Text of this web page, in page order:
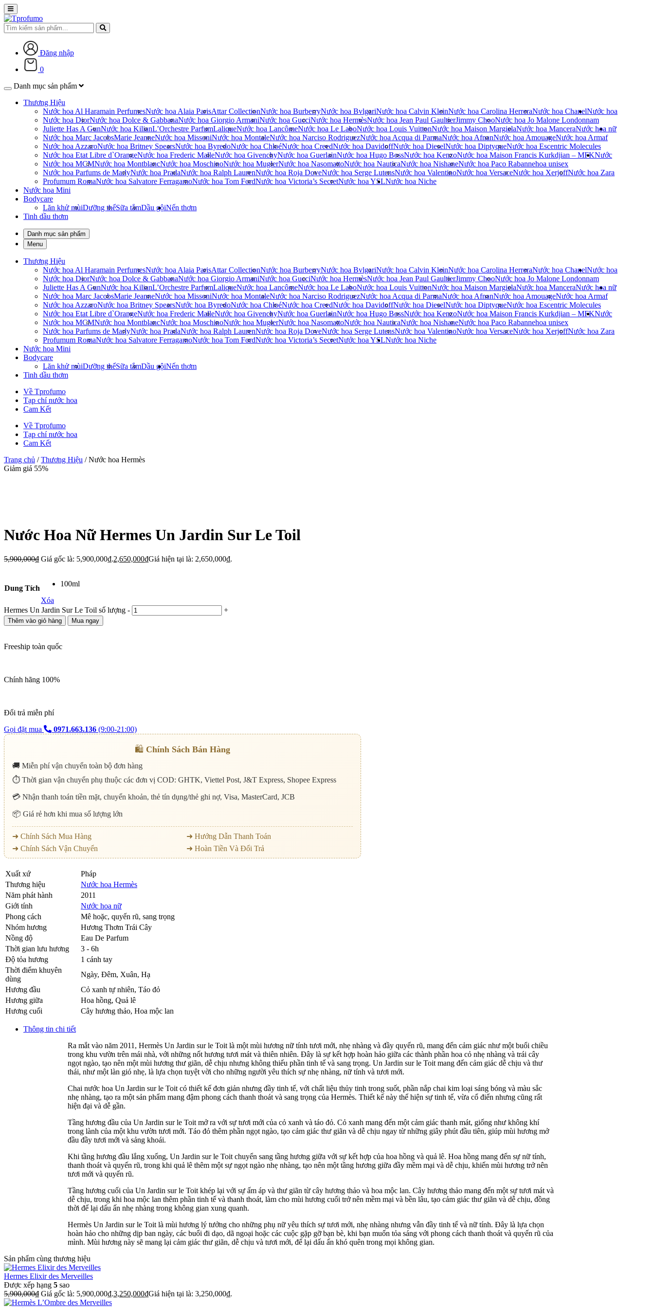
Đăng nhập
0
Danh mục sản phẩm
Thương Hiệu
Nước hoa Al Haramain PerfumesNước hoa Alaia ParisAttar CollectionNước hoa BurberryNước hoa BvlgariNước hoa Calvin KleinNước hoa Carolina HerreraNước hoa Chanel
Nước hoa DiorNước hoa Dolce & GabbanaNước hoa Giorgio ArmaniNước hoa GucciNước hoa HermèsNước hoa Jean Paul GaultierJimmy ChooNước hoa Jo Malone London
Juliette Has A GunNước hoa KilianL’Orchestre ParfumLaliqueNước hoa LancômeNước hoa Le LaboNước hoa Louis VuittonNước hoa Maison MargielaNước hoa Mancera
Nước hoa Marc JacobsMarie JeanneNước hoa MissoniNước hoa MontaleNước hoa Narciso RodriguezNước hoa Acqua di ParmaNước hoa AfnanNước hoa AmouageNước hoa Armaf
Nước hoa AzzaroNước hoa Britney SpearsNước hoa ByredoNước hoa ChloéNước hoa CreedNước hoa DavidoffNước hoa DieselNước hoa DiptyqueNước hoa Escentric Molecules
Nước hoa Etat Libre d`OrangeNước hoa Frederic MalleNước hoa GivenchyNước hoa GuerlainNước hoa Hugo BossNước hoa KenzoNước hoa Maison Francis Kurkdjian – MFK
Nước hoa MCMNước hoa MontblancNước hoa MoschinoNước hoa MuglerNước hoa NasomattoNước hoa NauticaNước hoa NishaneNước hoa Paco Rabanne
Nước hoa Parfums de MarlyNước hoa PradaNước hoa Ralph LaurenNước hoa Roja DoveNước hoa Serge LutensNước hoa ValentinoNước hoa VersaceNước hoa XerjoffNước hoa Zara
Profumum RomaNước hoa Salvatore FerragamoNước hoa Tom FordNước hoa Victoria’s SecretNước hoa YSL
Nước hoa
nam
Nước hoa nữ
Nước
hoa unisex
Nước hoa Niche
Nước hoa Mini
Bodycare
Lăn khử mùiDưỡng thểSữa tắmDầu gộiNến thơm
Tinh dầu thơm
Danh mục sản phẩm
Menu
Thương Hiệu
Nước hoa Al Haramain PerfumesNước hoa Alaia ParisAttar CollectionNước hoa BurberryNước hoa BvlgariNước hoa Calvin KleinNước hoa Carolina HerreraNước hoa Chanel
Nước hoa DiorNước hoa Dolce & GabbanaNước hoa Giorgio ArmaniNước hoa GucciNước hoa HermèsNước hoa Jean Paul GaultierJimmy ChooNước hoa Jo Malone London
Juliette Has A GunNước hoa KilianL’Orchestre ParfumLaliqueNước hoa LancômeNước hoa Le LaboNước hoa Louis VuittonNước hoa Maison MargielaNước hoa Mancera
Nước hoa Marc JacobsMarie JeanneNước hoa MissoniNước hoa MontaleNước hoa Narciso RodriguezNước hoa Acqua di ParmaNước hoa AfnanNước hoa AmouageNước hoa Armaf
Nước hoa AzzaroNước hoa Britney SpearsNước hoa ByredoNước hoa ChloéNước hoa CreedNước hoa DavidoffNước hoa DieselNước hoa DiptyqueNước hoa Escentric Molecules
Nước hoa Etat Libre d`OrangeNước hoa Frederic MalleNước hoa GivenchyNước hoa GuerlainNước hoa Hugo BossNước hoa KenzoNước hoa Maison Francis Kurkdjian – MFK
Nước hoa MCMNước hoa MontblancNước hoa MoschinoNước hoa MuglerNước hoa NasomattoNước hoa NauticaNước hoa NishaneNước hoa Paco Rabanne
Nước hoa Parfums de MarlyNước hoa PradaNước hoa Ralph LaurenNước hoa Roja DoveNước hoa Serge LutensNước hoa ValentinoNước hoa VersaceNước hoa XerjoffNước hoa Zara
Profumum RomaNước hoa Salvatore FerragamoNước hoa Tom FordNước hoa Victoria’s SecretNước hoa YSL
Nước hoa
nam
Nước hoa nữ
Nước
hoa unisex
Nước hoa Niche
Nước hoa Mini
Bodycare
Lăn khử mùiDưỡng thểSữa tắmDầu gộiNến thơm
Tinh dầu thơm
Về Tprofumo
Tạp chí nước hoa
Cam Kết
Về Tprofumo
Tạp chí nước hoa
Cam Kết
Trang chủ /Thương Hiệu / Nước hoa Hermès
Giảm giá 55%
Nước Hoa Nữ Hermes Un Jardin Sur Le Toil
5,900,000₫ Giá gốc là: 5,900,000₫.2,650,000₫Giá hiện tại là: 2,650,000₫.
Dung Tích
100ml
Xóa
Hermes Un Jardin Sur Le Toil số lượng - +
Thêm vào giỏ hàng Mua ngay
Freeship toàn quốc
Chính hãng 100%
Đổi trả miễn phí
Gọi đặt mua
0971.663.136 (9:00-21:00)
🛍️ Chính Sách Bán Hàng
🚚 Miễn phí vận chuyển toàn bộ đơn hàng
⏱️ Thời gian vận chuyển phụ thuộc các đơn vị COD: GHTK, Viettel Post, J&T Express, Shopee Express
💳 Nhận thanh toán tiền mặt, chuyển khoản, thẻ tín dụng/thẻ ghi nợ, Visa, MasterCard, JCB
📦 Giá rẻ hơn khi mua số lượng lớn
➜ Chính Sách Mua Hàng
➜ Hướng Dẫn Thanh Toán
➜ Chính Sách Vận Chuyển
➜ Hoàn Tiền Và Đổi Trả
Xuất xứ
Pháp
Thương hiệu
Nước hoa Hermès
Năm phát hành
2011
Giới tính
Nước hoa nữ
Phong cách
Mê hoặc, quyến rũ, sang trọng
Nhóm hương
Hương Thơm Trái Cây
Nồng độ
Eau De Parfum
Thời gian lưu hương
3 - 6h
Độ tỏa hương
1 cánh tay
Thời điểm khuyên
dùng
Ngày, Đêm, Xuân, Hạ
Hương đầu
Cỏ xanh tự nhiên, Táo đỏ
Hương giữa
Hoa hồng, Quả lê
Hương cuối
Cây hương thảo, Hoa mộc lan
Thông tin chi tiết
Ra mắt vào năm 2011, Hermès Un Jardin sur le Toit là một mùi hương nữ tính tươi mới, nhẹ nhàng và đầy quyến rũ, mang đến cảm giác như một buổi chiều
trong khu vườn trên mái nhà, với những nốt hương tươi mát và thiên nhiên. Đây là sự kết hợp hoàn hảo giữa các thành phần hoa cỏ nhẹ nhàng và trái cây
ngọt ngào, tạo nên một mùi hương thư giãn, dễ chịu nhưng không thiếu phần tinh tế và sang trọng. Un Jardin sur le Toit mang đến cảm giác dễ chịu và thư
thái, như một làn gió nhẹ, là lựa chọn tuyệt vời cho những người yêu thích sự nhẹ nhàng, nữ tính và tươi mới.
Chai nước hoa Un Jardin sur le Toit có thiết kế đơn giản nhưng đầy tinh tế, với chất liệu thủy tinh trong suốt, phần nắp chai kim loại sáng bóng và màu sắc
nhẹ nhàng, tạo ra một sản phẩm mang đậm phong cách thanh thoát và sang trọng của Hermès. Thiết kế này thể hiện sự tinh tế, vừa cổ điển nhưng cũng rất
hiện đại và dễ gần.
Tầng hương đầu của Un Jardin sur le Toit mở ra với sự tươi mới của cỏ xanh và táo đỏ. Cỏ xanh mang đến một cảm giác thanh mát, giống như không khí
trong lành của một khu vườn tươi mới. Táo đỏ thêm phần ngọt ngào, tạo cảm giác thư giãn và dễ chịu ngay từ những giây phút đầu tiên, giúp mùi hương mở
đầu đầy tươi mới và sảng khoái.
Khi tầng hương đầu lắng xuống, Un Jardin sur le Toit chuyển sang tầng hương giữa với sự kết hợp của hoa hồng và quả lê. Hoa hồng mang đến sự nữ tính,
thanh thoát và quyến rũ, trong khi quả lê thêm một sự ngọt ngào nhẹ nhàng, tạo nên một tầng hương giữa đầy mềm mại và dễ chịu, khiến mùi hương trở nên
tươi mới và quyến rũ.
Tầng hương cuối của Un Jardin sur le Toit khép lại với sự ấm áp và thư giãn từ cây hương thảo và hoa mộc lan. Cây hương thảo mang đến một sự tươi mát và
dễ chịu, trong khi hoa mộc lan thêm phần tinh tế và thanh thoát, làm cho mùi hương cuối trở nên mềm mại và bền lâu, tạo cảm giác thư giãn và dễ chịu, đồng
thời để lại dấu ấn nhẹ nhàng trong không gian xung quanh.
Hermès Un Jardin sur le Toit là mùi hương lý tưởng cho những phụ nữ yêu thích sự tươi mới, nhẹ nhàng nhưng vẫn đầy tinh tế và nữ tính. Đây là lựa chọn
hoàn hảo cho những dịp ban ngày, các buổi đi dạo, dã ngoại hoặc các cuộc gặp gỡ bạn bè, khi bạn muốn tỏa sáng với phong cách thanh thoát và quyến rũ của
mình. Mùi hương này sẽ mang lại cảm giác thư giãn, dễ chịu và tươi mới, để lại dấu ấn khó quên trong mọi không gian.
Sản phẩm cùng thương hiệu
Hermes Elixir des Merveilles
Được xếp hạng 5 sao
5,900,000₫ Giá gốc là: 5,900,000₫.3,250,000₫Giá hiện tại là: 3,250,000₫.